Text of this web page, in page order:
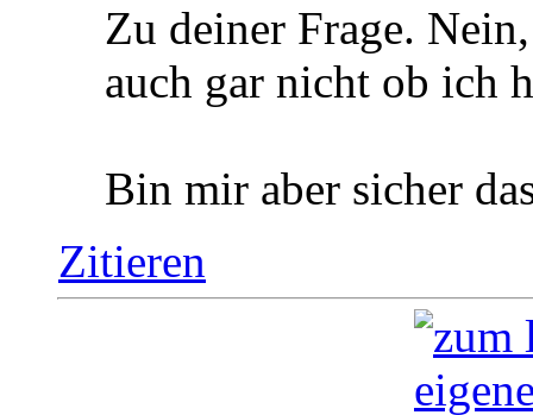
Zu deiner Frage.
auch gar nicht ob ich
Bin mir aber sicher
Zitieren